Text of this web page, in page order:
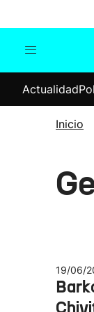
Internacional
Actualidad
Inicio
19/06/